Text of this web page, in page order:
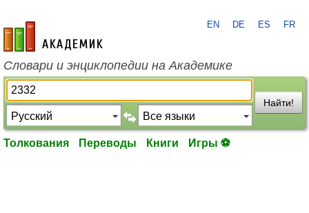
academic.ru
EN DE ES FR
Словари и энциклопедии на Академике
Найти!
Толкования Переводы Книги Игры ⚽